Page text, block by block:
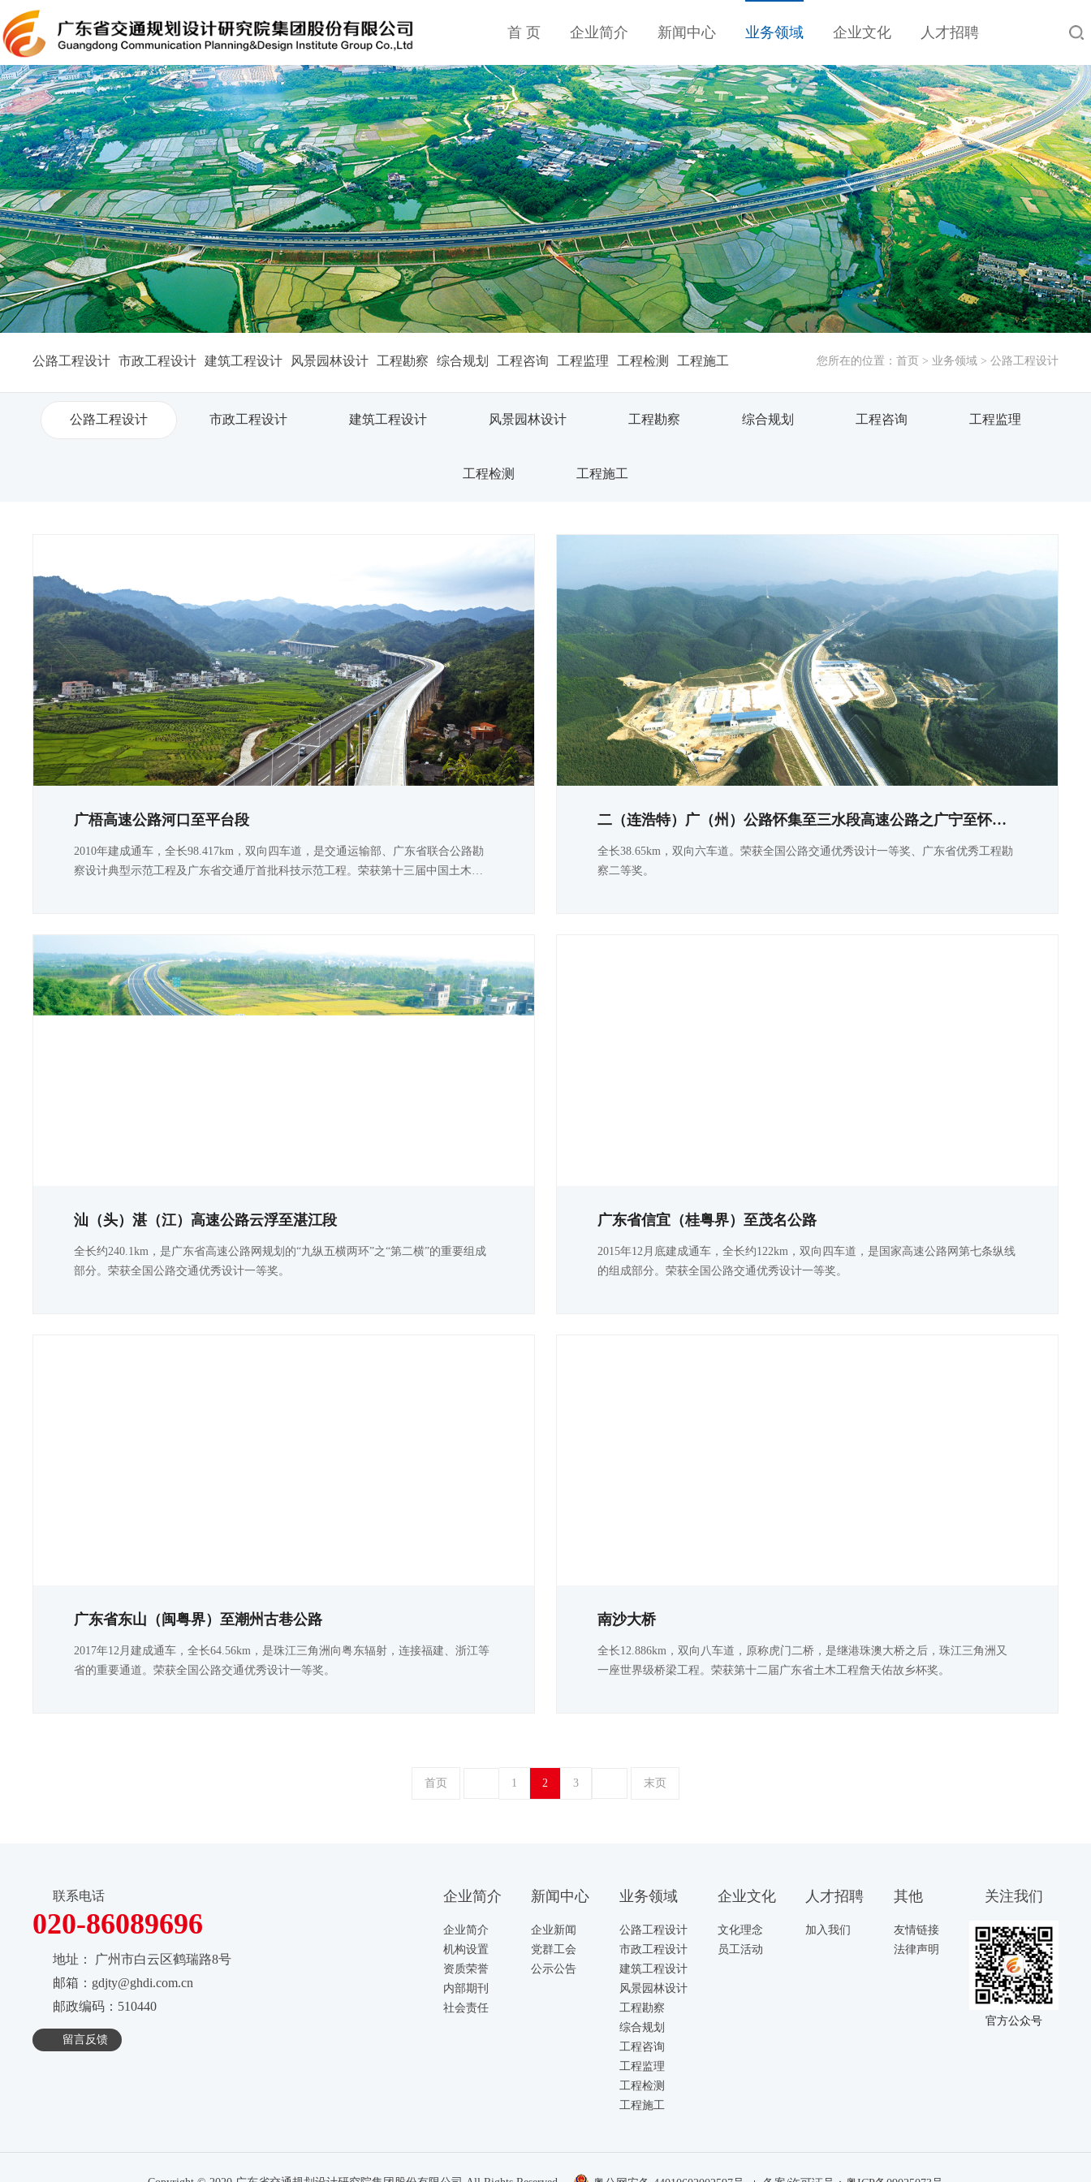
首 页 企业简介 新闻中心 业务领域 企业文化 人才招聘
您所在的位置： 首页 > 业务领域> 公路工程设计
公路工程设计 市政工程设计 建筑工程设计 风景园林设计 工程勘察 综合规划 工程咨询 工程监理 工程检测 工程施工
公路工程设计 市政工程设计 建筑工程设计 风景园林设计 工程勘察 综合规划 工程咨询 工程监理
工程检测 工程施工
广梧高速公路河口至平台段
2010年建成通车，全长98.417km，双向四车道，是交通运输部、广东省联合公路勘
察设计典型示范工程及广东省交通厅首批科技示范工程。荣获第十三届中国土木工
二（连浩特）广（州）公路怀集至三水段高速公路之广宁至怀集段
全长38.65km，双向六车道。荣获全国公路交通优秀设计一等奖、广东省优秀工程勘
察二等奖。
汕（头）湛（江）高速公路云浮至湛江段
全长约240.1km，是广东省高速公路网规划的“九纵五横两环”之“第二横”的重要组成
部分。荣获全国公路交通优秀设计一等奖。
广东省信宜（桂粤界）至茂名公路
2015年12月底建成通车，全长约122km，双向四车道，是国家高速公路网第七条纵线
的组成部分。荣获全国公路交通优秀设计一等奖。
广东省东山（闽粤界）至潮州古巷公路
2017年12月建成通车，全长64.56km，是珠江三角洲向粤东辐射，连接福建、浙江等
省的重要通道。荣获全国公路交通优秀设计一等奖。
南沙大桥
全长12.886km，双向八车道，原称虎门二桥，是继港珠澳大桥之后，珠江三角洲又
一座世界级桥梁工程。荣获第十二届广东省土木工程詹天佑故乡杯奖。
首页 1 2 3 末页
联系电话
020-86089696
地址： 广州市白云区鹤瑞路8号
邮箱：gdjty@ghdi.com.cn
邮政编码：510440
留言反馈
企业简介
企业简介
机构设置
资质荣誉
内部期刊
社会责任
新闻中心
企业新闻
党群工会
公示公告
业务领域
公路工程设计
市政工程设计
建筑工程设计
风景园林设计
工程勘察
综合规划
工程咨询
工程监理
工程检测
工程施工
企业文化
文化理念
员工活动
人才招聘
加入我们
其他
友情链接
法律声明
关注我们
官方公众号